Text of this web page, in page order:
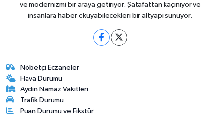
ve modernizmi bir araya getiriyor. Şatafattan kaçınıyor ve
insanlara haber okuyabilecekleri bir altyapı sunuyor.
Nöbetçi Eczaneler
Hava Durumu
Aydin Namaz Vakitleri
Trafik Durumu
Puan Durumu ve Fikstür